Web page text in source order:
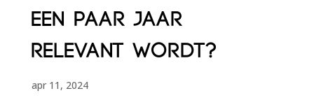
een paar jaar
relevant wordt?
apr 11, 2024